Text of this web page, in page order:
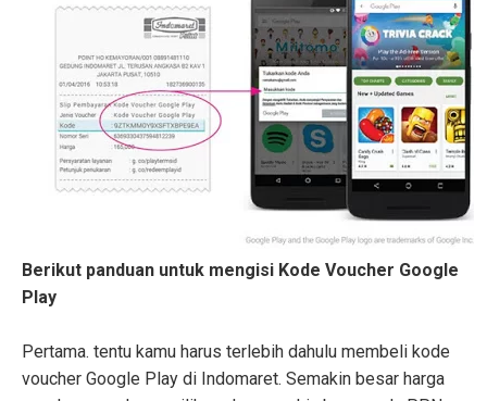
Berikut panduan untuk mengisi Kode Voucher Google
Play
Pertama. tentu kamu harus terlebih dahulu membeli kode
voucher Google Play di Indomaret. Semakin besar harga